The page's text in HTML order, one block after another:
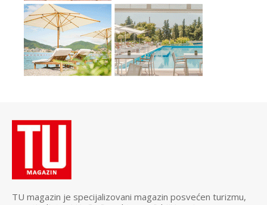
TU magazin je specijalizovani magazin posvećen turizmu,